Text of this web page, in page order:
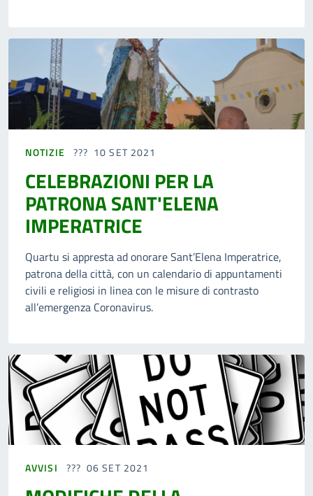
NOTIZIE 10 SET 2021
CELEBRAZIONI PER LA
PATRONA SANT'ELENA
IMPERATRICE
Quartu si appresta ad onorare Sant’Elena Imperatrice,
patrona della città, con un calendario di appuntamenti
civili e religiosi in linea con le misure di contrasto
all’emergenza Coronavirus.
AVVISI 06 SET 2021